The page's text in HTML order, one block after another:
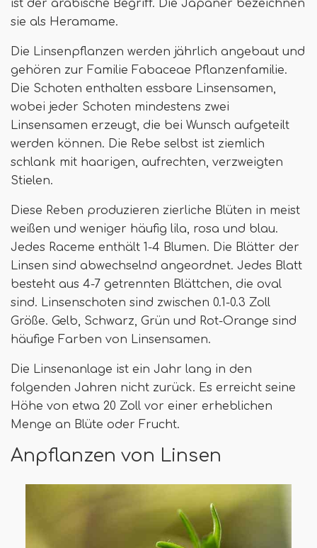
ist der arabische Begriff. Die Japaner bezeichnen
sie als Heramame.
Die Linsenpflanzen werden jährlich angebaut und
gehören zur Familie Fabaceae Pflanzenfamilie.
Die Schoten enthalten essbare Linsensamen,
wobei jeder Schoten mindestens zwei
Linsensamen erzeugt, die bei Wunsch aufgeteilt
werden können. Die Rebe selbst ist ziemlich
schlank mit haarigen, aufrechten, verzweigten
Stielen.
Diese Reben produzieren zierliche Blüten in meist
weißen und weniger häufig lila, rosa und blau.
Jedes Raceme enthält 1-4 Blumen. Die Blätter der
Linsen sind abwechselnd angeordnet. Jedes Blatt
besteht aus 4-7 getrennten Blättchen, die oval
sind. Linsenschoten sind zwischen 0.1-0.3 Zoll
Größe. Gelb, Schwarz, Grün und Rot-Orange sind
häufige Farben von Linsensamen.
Die Linsenanlage ist ein Jahr lang in den
folgenden Jahren nicht zurück. Es erreicht seine
Höhe von etwa 20 Zoll vor einer erheblichen
Menge an Blüte oder Frucht.
Anpflanzen von Linsen